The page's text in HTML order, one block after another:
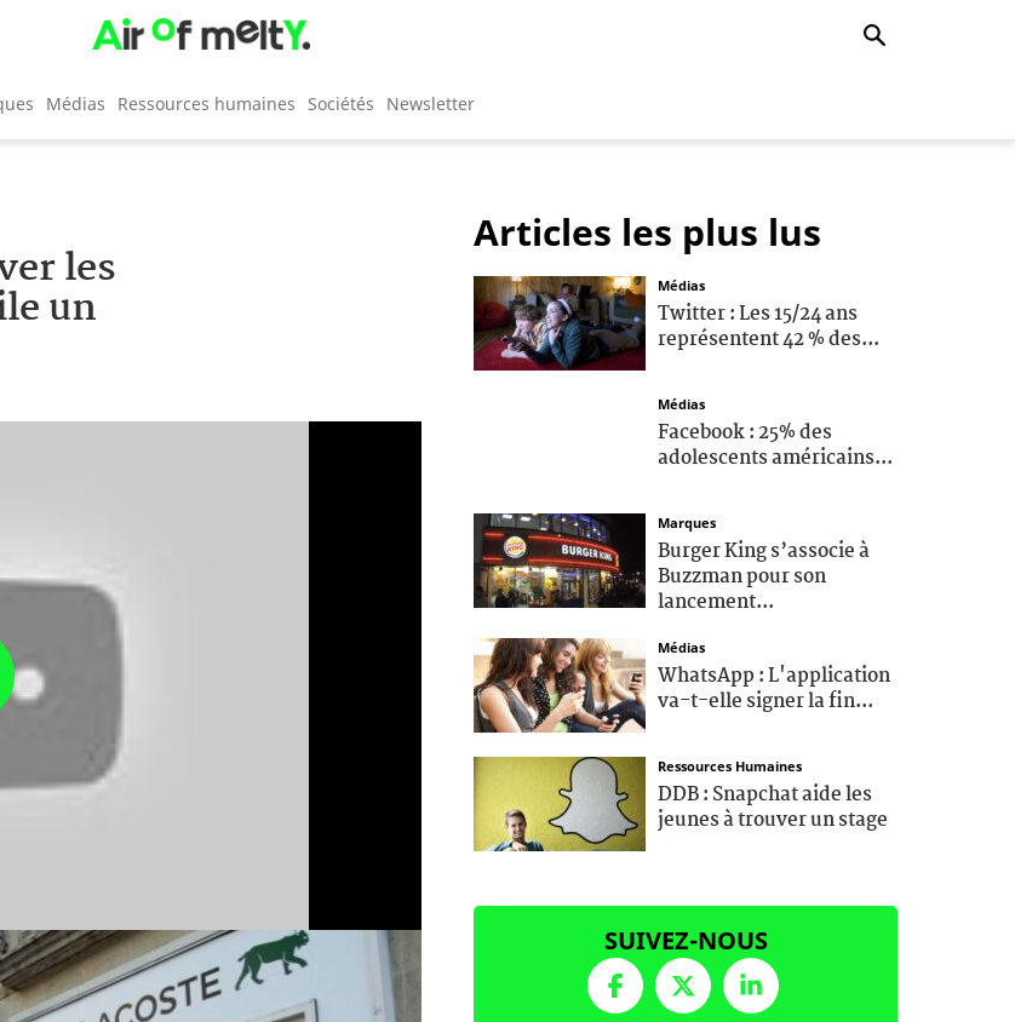
Médias Ressources humaines Sociétés Newsletter
les
un
Articles les plus lus
Médias
Twitter : Les 15/24 ans
représentent 42 % des...
Médias
Facebook : 25% des
adolescents américains...
Marques
Burger King s’associe à
Buzzman pour son
lancement...
Médias
WhatsApp : L'application
va-t-elle signer la fin...
Ressources Humaines
DDB : Snapchat aide les
jeunes à trouver un stage
SUIVEZ-NOUS